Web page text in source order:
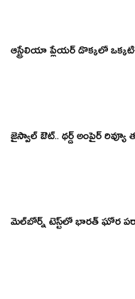
ఆస్ట్రేలియా ప్లేయర్ డొక్కలో
జైస్వాల్ ఔట్‌.. థర్డ్ అంపైర్
మెల్‌బోర్న్‌ టెస్ట్‌లో భారత్‌ ఘోర